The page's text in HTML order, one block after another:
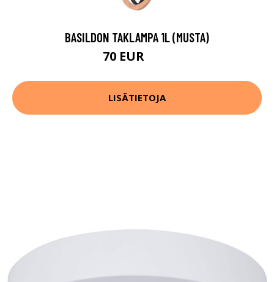
BASILDON TAKLAMPA 1L (MUSTA)
70 EUR
LISÄTIETOJA